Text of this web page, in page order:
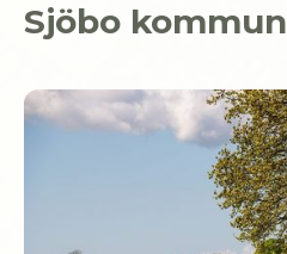
Sjöbo kommun